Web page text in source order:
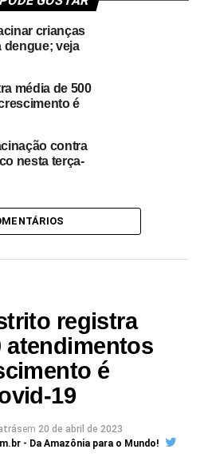
crianças
dengue; veja
média de 500
é
contra
nesta terça-
registra
atendimentos
é
19
em 20 de abril de 2023
- Da Amazônia para o Mundo!